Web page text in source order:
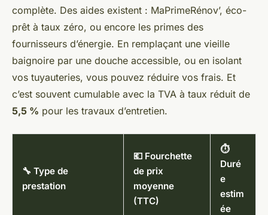
complète. Des aides existent : MaPrimeRénov’, éco-
prêt à taux zéro, ou encore les primes des
fournisseurs d’énergie. En remplaçant une vieille
baignoire par une douche accessible, ou en isolant
vos tuyauteries, vous pouvez réduire vos frais. Et
c’est souvent cumulable avec la TVA à taux réduit de
5,5 % pour les travaux d’entretien.
🔧 Type de
prestation
💶 Fourchette
de prix
moyenne
(TTC)
⏱️
Duré
e
estim
ée